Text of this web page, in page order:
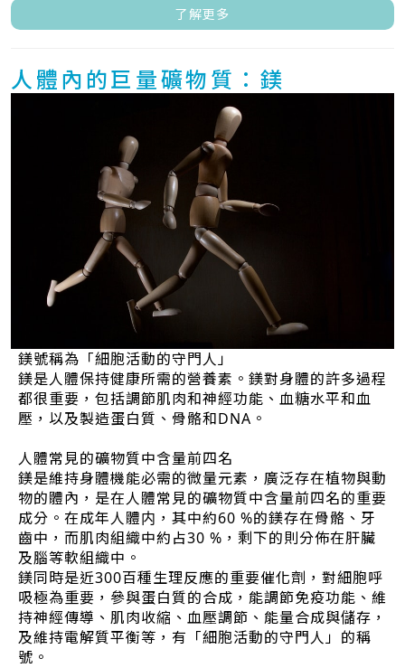
了解更多
人體內的巨量礦物質：鎂
鎂號稱為「細胞活動的守門人」
鎂是人體保持健康所需的營養素。鎂對身體的許多過程
都很重要，包括調節肌肉和神經功能、血糖水平和血
壓，以及製造蛋白質、骨骼和DNA。
人體常見的礦物質中含量前四名
鎂是維持身體機能必需的微量元素，廣泛存在植物與動
物的體內，是在人體常見的礦物質中含量前四名的重要
成分。在成年人體内，其中約60 %的鎂存在骨骼、牙
齒中，而肌肉組織中約占30 %，剩下的則分佈在肝臟
及腦等軟組織中。
鎂同時是近300百種生理反應的重要催化劑，對細胞呼
吸極為重要，參與蛋白質的合成，能調節免疫功能、維
持神經傳導、肌肉收縮、血壓調節、能量合成與儲存，
及維持電解質平衡等，有「細胞活動的守門人」的稱
號。